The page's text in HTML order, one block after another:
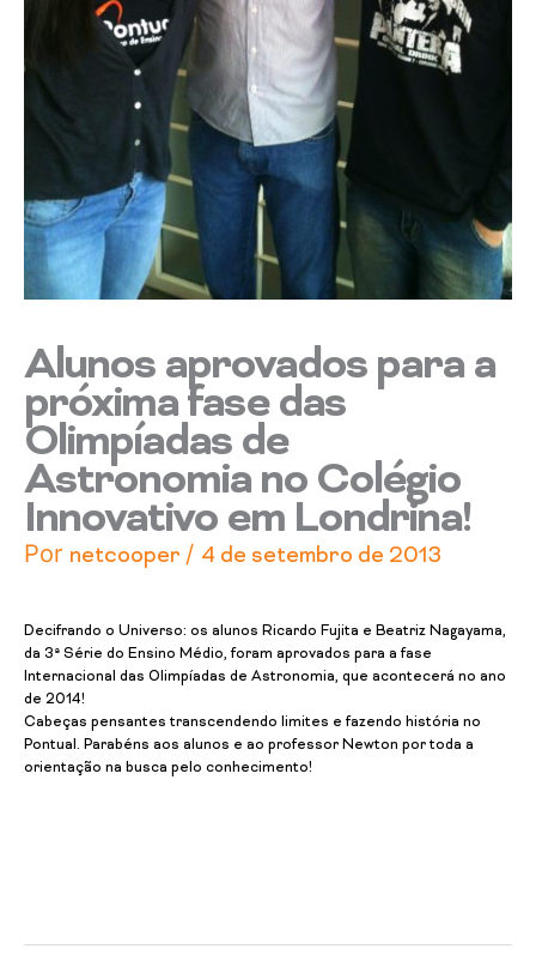
Alunos aprovados para a
próxima fase das
Olimpíadas de
Astronomia no Colégio
Innovativo em Londrina!
Por netcooper / 4 de setembro de 2013
Decifrando o Universo: os alunos Ricardo Fujita e Beatriz Nagayama,
da 3ª Série do Ensino Médio, foram aprovados para a fase
Internacional das Olimpíadas de Astronomia, que acontecerá no ano
de 2014!
Cabeças pensantes transcendendo limites e fazendo história no
Pontual. Parabéns aos alunos e ao professor Newton por toda a
orientação na busca pelo conhecimento!